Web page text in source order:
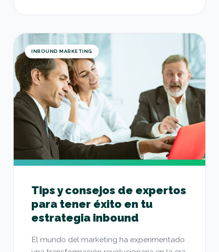
Tips y consejos de expertos para tener éxito
INBOUND MARKETING
Tips y consejos de expertos
para tener éxito en tu
estrategia inbound
El mundo del marketing ha experimentado